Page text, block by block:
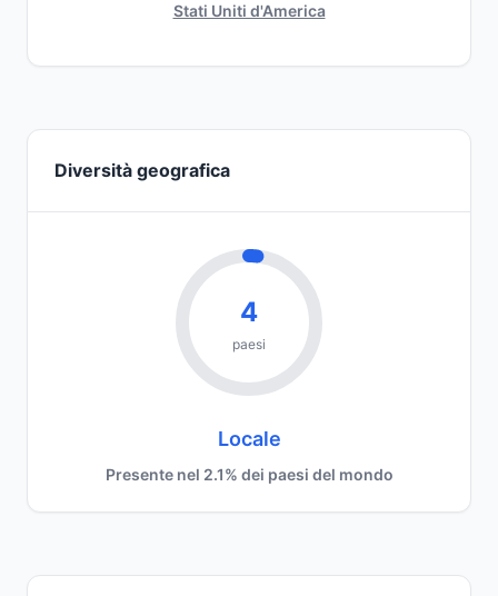
Stati Uniti d'America
Diversità geografica
4
paesi
Locale
Presente nel 2.1% dei paesi del mondo